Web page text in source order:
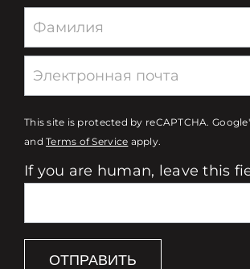
This site is protected by reCAPTCHA.
andTerms of Service apply.
If you are human, leave this
ОТПРАВИТЬ